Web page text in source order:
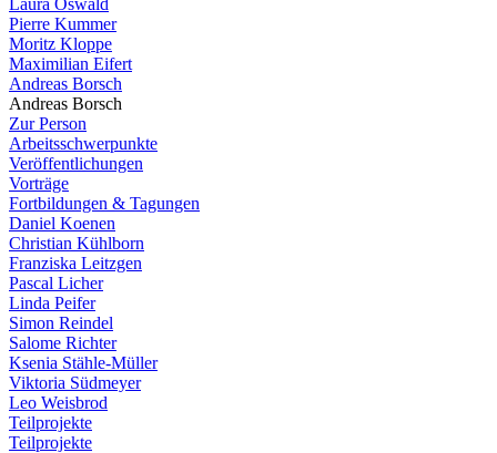
Laura Oswald
Pierre Kummer
Moritz Kloppe
Maximilian Eifert
Andreas Borsch
Andreas Borsch
Zur Person
Arbeitsschwerpunkte
Veröffentlichungen
Vorträge
Fortbildungen & Tagungen
Daniel Koenen
Christian Kühlborn
Franziska Leitzgen
Pascal Licher
Linda Peifer
Simon Reindel
Salome Richter
Ksenia Stähle-Müller
Viktoria Südmeyer
Leo Weisbrod
Teilprojekte
Teilprojekte